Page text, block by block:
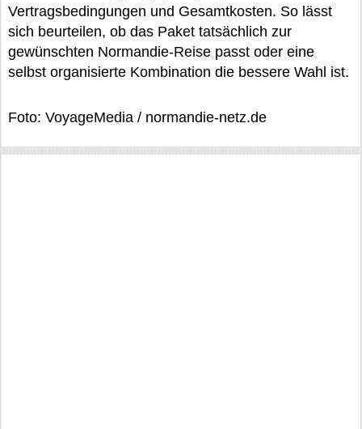
Vertragsbedingungen und Gesamtkosten. So lässt
sich beurteilen, ob das Paket tatsächlich zur
gewünschten Normandie-Reise passt oder eine
selbst organisierte Kombination die bessere Wahl ist.
Foto: VoyageMedia / normandie-netz.de